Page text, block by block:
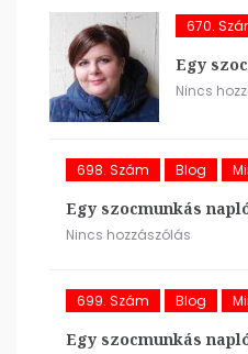
670.
Egy
Nincs
698. Szám Blog
Egy szocmunkás
Nincs hozzászólás
699. Szám Blog
Egy szocmunkás